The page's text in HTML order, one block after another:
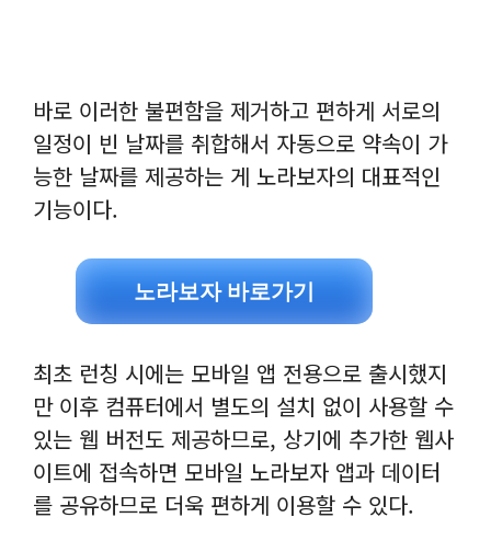
바로 이러한 불편함을 제거하고 편하게 서로의
일정이 빈 날짜를 취합해서 자동으로 약속이 가
능한 날짜를 제공하는 게 노라보자의 대표적인
기능이다.
노라보자 바로가기
최초 런칭 시에는 모바일 앱 전용으로 출시했지
만 이후 컴퓨터에서 별도의 설치 없이 사용할 수
있는 웹 버전도 제공하므로, 상기에 추가한 웹사
이트에 접속하면 모바일 노라보자 앱과 데이터
를 공유하므로 더욱 편하게 이용할 수 있다.